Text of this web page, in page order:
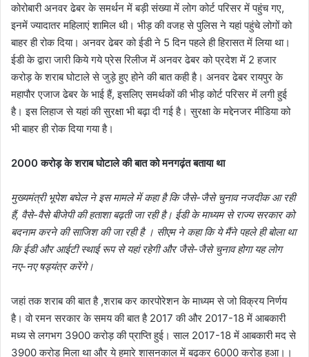
कोरोबारी अनवर ढेबर के समर्थन में बड़ी संख्या में लोग कोर्ट परिसर में पहुंच गए,
इनमें ज्यादातर महिलाएं शामिल थी। भीड़ की वजह से पुलिस ने यहां पहुंचे लोगों को
बाहर ही रोक दिया। अनवर ढेबर को ईडी ने 5 दिन पहले ही हिरासत में लिया था।
ईडी के द्वारा जारी किये गये प्रेस रिलीज में अनवर ढेबर को प्रदेश में 2 हजार
करोड़ के शराब घोटाले से जुड़े हुए होने की बात कही है। अनवर ढेबर रायपुर के
महापौर एजाज ढेबर के भाई हैं, इसलिए समर्थकों की भीड़ कोर्ट परिसर में लगी हुई
है। इस लिहाज से यहां की सुरक्षा भी बढ़ा दी गई है। सुरक्षा के मद्देनजर मीडिया को
भी बाहर ही रोक दिया गया है।
2000 करोड़ के शराब घोटाले की बात को मनगढ़ंत बताया था
मुख्यमंत्री भूपेश बघेल ने इस मामले में कहा है कि जैसे-जैसे चुनाव नजदीक आ रही
हैं, वैसे-वैसे बीजेपी की हताशा बढ़ती जा रही है। ईडी के माध्यम से राज्य सरकार को
बदनाम करने की साजिश की जा रही है । सीएम ने कहा कि ये मैंने पहले ही बोला था
कि ईडी और आईटी स्थाई रूप से यहां रहेगी और जैसे-जैसे चुनाव होगा यह लोग
नए-नए षड्यंत्र करेंगे।
जहां तक शराब की बात है ,शराब कर कारपोरेशन के माध्यम से जो विक्रय निर्णय
है। वो रमन सरकार के समय की बात है 2017 की और 2017-18 में आबकारी
मध्य से लगभग 3900 करोड़ की प्राप्ति हुई। साल 2017-18 में आबकारी मद से
3900 करोड़ मिला था और ये हमारे शासनकाल में बढ़कर 6000 करोड़ हुआ।।